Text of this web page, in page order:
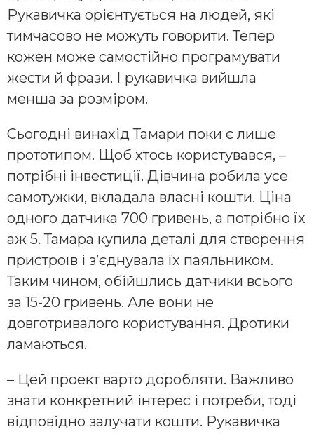
Рукавичка орієнтується на людей, які
тимчасово не можуть говорити. Тепер
кожен може самостійно програмувати
жести й фрази. І рукавичка вийшла
менша за розміром.
Сьогодні винахід Тамари поки є лише
прототипом. Щоб хтось користувався, –
потрібні інвестиції. Дівчина робила усе
самотужки, вкладала власні кошти. Ціна
одного датчика 700 гривень, а потрібно їх
аж 5. Тамара купила деталі для створення
пристроїв і з’єднувала їх паяльником.
Таким чином, обійшлись датчики всього
за 15-20 гривень. Але вони не
довготривалого користування. Дротики
ламаються.
– Цей проект варто доробляти. Важливо
знати конкретний інтерес і потреби, тоді
відповідно залучати кошти. Рукавичка